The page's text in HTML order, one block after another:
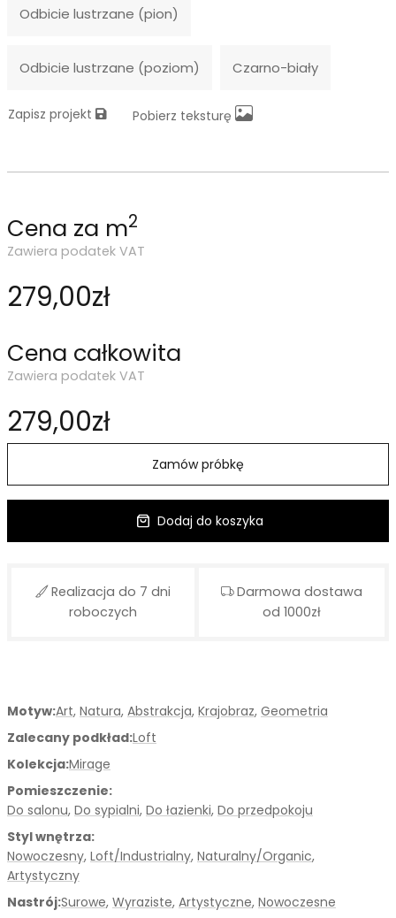
Motyw:Art, Natura, Abstrakcja, Krajobraz, Geometria
Zalecany podkład:Loft
Kolekcja:Mirage
Pomieszczenie:
Do salonu, Do sypialni, Do łazienki, Do przedpokoju
Styl wnętrza:
Nowoczesny, Loft/Industrialny, Naturalny/Organic,
Artystyczny
Nastrój:Surowe, Wyraziste, Artystyczne, Nowoczesne
Odbicie lustrzane (pion)
Odbicie lustrzane (poziom) Czarno-biały
Zapisz projekt Pobierz teksturę
Cena za m2
Zawiera podatek VAT
279,00zł
Cena całkowita
Zawiera podatek VAT
279,00zł
Zamów próbkę
Dodaj do koszyka
Realizacja do 7 dni
roboczych
Darmowa dostawa
od 1000zł